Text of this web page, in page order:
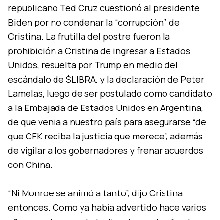
republicano Ted Cruz cuestionó al presidente
Biden por no condenar la “corrupción” de
Cristina. La frutilla del postre fueron la
prohibición a Cristina de ingresar a Estados
Unidos, resuelta por Trump en medio del
escándalo de $LIBRA, y la declaración de Peter
Lamelas, luego de ser postulado como candidato
a la Embajada de Estados Unidos en Argentina,
de que venía a nuestro país para asegurarse “de
que CFK reciba la justicia que merece”, además
de vigilar a los gobernadores y frenar acuerdos
con China.
“Ni Monroe se animó a tanto”, dijo Cristina
entonces. Como ya había advertido hace varios